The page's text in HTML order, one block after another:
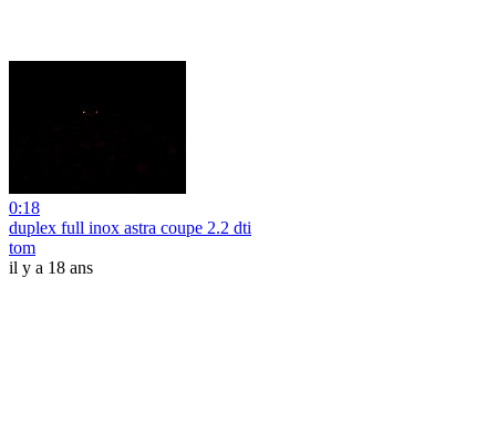
0:18
duplex full inox astra coupe 2.2 dti
tom
il y a 18 ans